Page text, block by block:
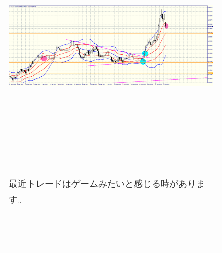
最近トレードはゲームみたいと感じる時がありま
す。